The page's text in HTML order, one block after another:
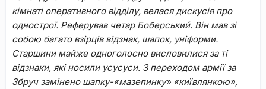
кімнаті оперативного відділу, велася дискусія про
однострої. Реферував четар Боберський. Він мав зі
собою багато взірців відзнак, шапок, уніформи.
Старшини майже одноголосно висловилися за ті
відзнаки, які носили усусуси. З переходом армії за
Збруч замінено шапку-«мазепинку» «київлянкою»,